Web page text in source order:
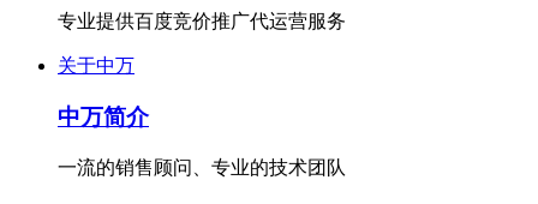
专业提供百度竞价推广代运营服务
关于中万
中万简介
一流的销售顾问、专业的技术团队